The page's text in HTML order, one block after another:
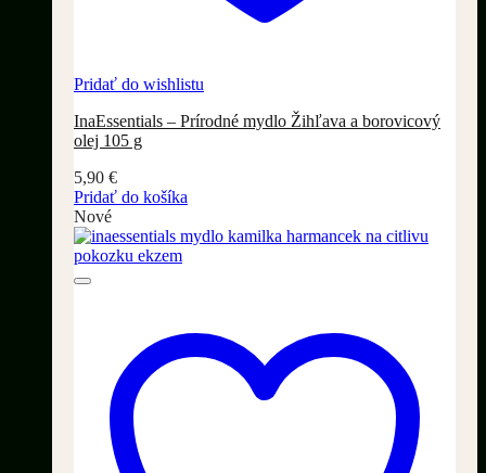
Pridať do wishlistu
InaEssentials – Prírodné mydlo Žihľava a borovicový
olej 105 g
5,90 €
Pridať do košíka
Nové